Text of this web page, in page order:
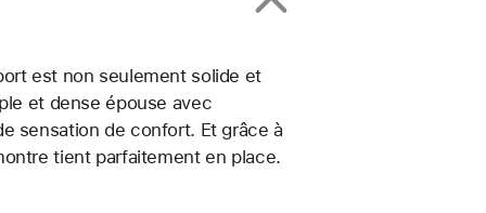
est non seulement solide et
et dense épouse avec
sensation de confort. Et grâce à
tient parfaitement en place.